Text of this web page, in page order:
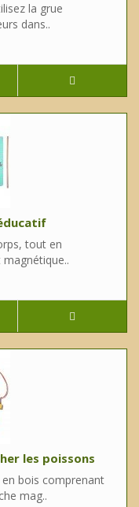
la grue
dans..
tout en
les poissons
en bois comprenant
mag..